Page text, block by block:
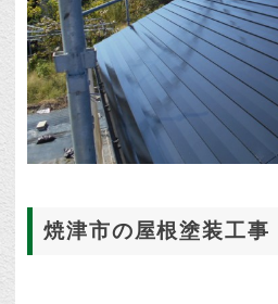
焼津市の屋根塗装工事